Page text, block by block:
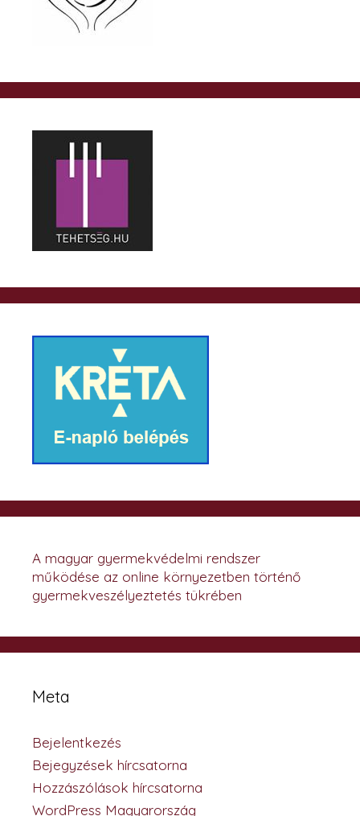
A magyar gyermekvédelmi rendszer
működése az online környezetben történő
gyermekveszélyeztetés tükrében
Meta
Bejelentkezés
Bejegyzések hírcsatorna
Hozzászólások hírcsatorna
WordPress Magyarország